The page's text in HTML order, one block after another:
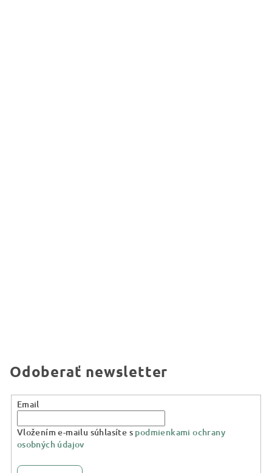
Odoberať newsletter
Email
Vložením e-mailu súhlasíte s podmienkami ochrany
osobných údajov